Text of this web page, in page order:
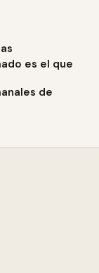
es el que
de